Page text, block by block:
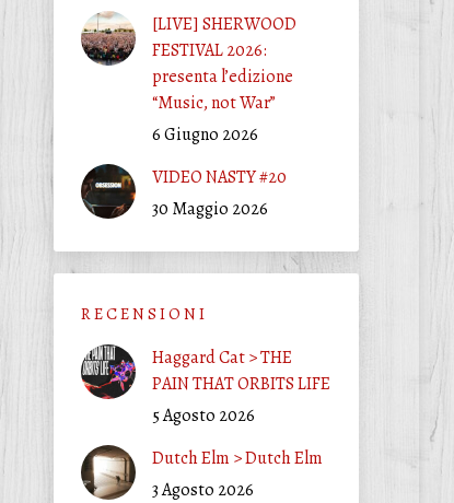
[LIVE] SHERWOOD
FESTIVAL 2026:
presenta l’edizione
“Music, not War”
6 Giugno 2026
VIDEO NASTY #20
30 Maggio 2026
R E C E N S I O N I
Haggard Cat > THE
PAIN THAT ORBITS LIFE
5 Agosto 2026
Dutch Elm > Dutch Elm
3 Agosto 2026